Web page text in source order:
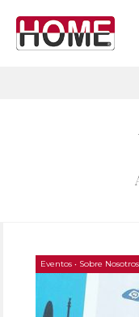
Eventos • Sobre Nosotros